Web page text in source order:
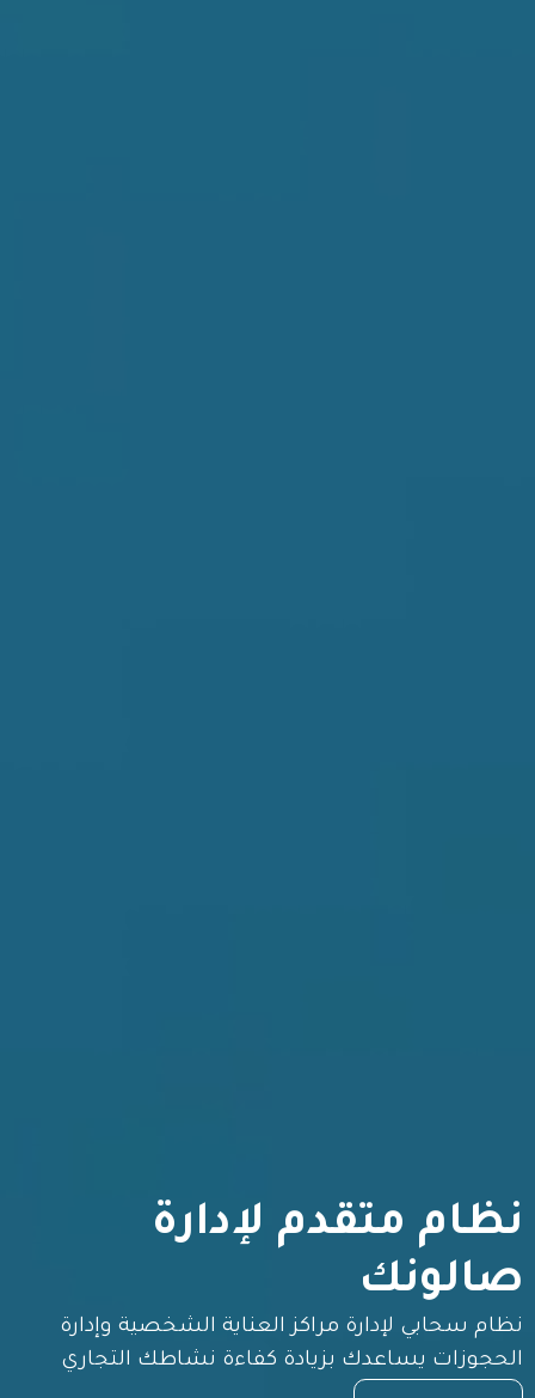
نظام متقدم لإدارة
صالونك
نظام سحابي لإدارة مراكز العناية الشخصية وإدارة
الحجوزات يساعدك بزيادة كفاءة نشاطك التجاري